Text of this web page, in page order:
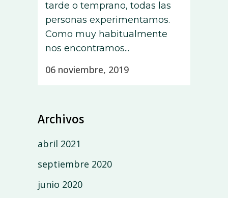
tarde o temprano, todas las
personas experimentamos.
Como muy habitualmente
nos encontramos...
06 noviembre, 2019
Archivos
abril 2021
septiembre 2020
junio 2020